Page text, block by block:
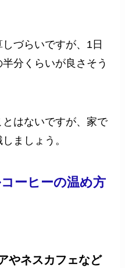
づらいですが、1日
分くらいが良さそう
はないですが、家で
ましょう。
ーヒーの温め方
やネスカフェなど